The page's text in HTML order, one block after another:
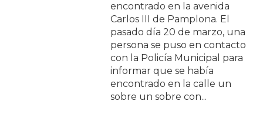
encontrado en la avenida
Carlos III de Pamplona. El
pasado día 20 de marzo, una
persona se puso en contacto
con la Policía Municipal para
informar que se había
encontrado en la calle un
sobre un sobre con...